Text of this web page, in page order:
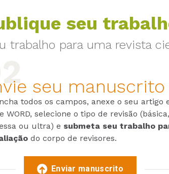
seu
trabalho para uma revista
seu manuscrito
todos os campos, anexe o seu artigo
WORD, selecione o tipo de revisão (básica,
ou ultra) e submeta seu trabalho
do corpo de revisores.
Enviar manuscrito